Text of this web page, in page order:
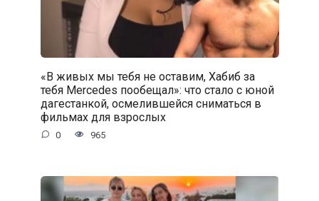
«В живых мы тебя не оставим, Хабиб за
тебя Mercedes пообещал»: что стало с юной
дагестанкой, осмелившейся сниматься в
фильмах для взрослых
0 965